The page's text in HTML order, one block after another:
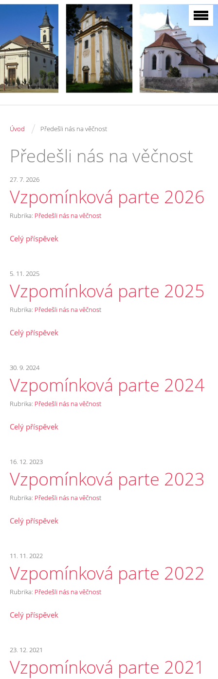
Úvod / Předešli nás na věčnost
Předešli nás na věčnost
27. 7. 2026
Vzpomínková parte 2026
Rubrika: Předešli nás na věčnost
Celý příspěvek
5. 11. 2025
Vzpomínková parte 2025
Rubrika: Předešli nás na věčnost
Celý příspěvek
30. 9. 2024
Vzpomínková parte 2024
Rubrika: Předešli nás na věčnost
Celý příspěvek
16. 12. 2023
Vzpomínková parte 2023
Rubrika: Předešli nás na věčnost
Celý příspěvek
11. 11. 2022
Vzpomínková parte 2022
Rubrika: Předešli nás na věčnost
Celý příspěvek
23. 12. 2021
Vzpomínková parte 2021